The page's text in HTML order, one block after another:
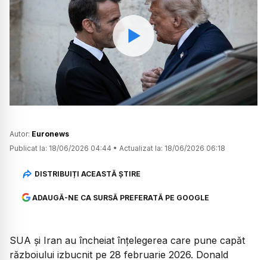
Watch
Autor: Euronews
Publicat la: 18/06/2026 04:44 • Actualizat la: 18/06/2026 06:18
DISTRIBUIȚI ACEASTĂ ȘTIRE
ADAUGĂ-NE CA SURSĂ PREFERATĂ PE GOOGLE
SUA și Iran au încheiat înțelegerea care pune capăt
războiului izbucnit pe 28 februarie 2026. Donald